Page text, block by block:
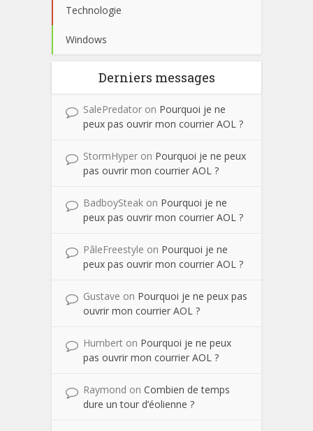
Technologie
Windows
Derniers messages
SalePredator on Pourquoi je ne
peux pas ouvrir mon courrier AOL ?
StormHyper on Pourquoi je ne peux
pas ouvrir mon courrier AOL ?
BadboySteak on Pourquoi je ne
peux pas ouvrir mon courrier AOL ?
PâleFreestyle on Pourquoi je ne
peux pas ouvrir mon courrier AOL ?
Gustave on Pourquoi je ne peux pas
ouvrir mon courrier AOL ?
Humbert on Pourquoi je ne peux
pas ouvrir mon courrier AOL ?
Raymond on Combien de temps
dure un tour d’éolienne ?